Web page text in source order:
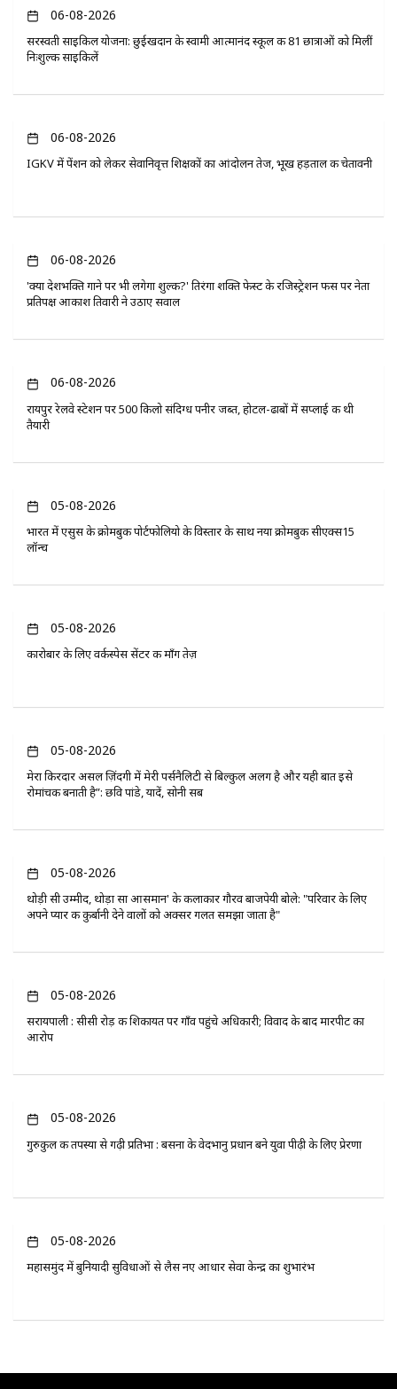
06-08-2026
सरस्वती साइकिल योजना: छुईखदान के स्वामी आत्मानंद स्कूल की 81 छात्राओं को मिलीं
निःशुल्क साइकिलें
06-08-2026
IGKV में पेंशन को लेकर सेवानिवृत्त शिक्षकों का आंदोलन तेज, भूख हड़ताल की चेतावनी
06-08-2026
'क्या देशभक्ति गाने पर भी लगेगा शुल्क?' तिरंगा शक्ति फेस्ट के रजिस्ट्रेशन फीस पर नेता
प्रतिपक्ष आकाश तिवारी ने उठाए सवाल
06-08-2026
रायपुर रेलवे स्टेशन पर 500 किलो संदिग्ध पनीर जब्त, होटल-ढाबों में सप्लाई की थी
तैयारी
05-08-2026
भारत में एसुस के क्रोमबुक पोर्टफोलियो के विस्तार के साथ नया क्रोमबुक सीएक्स15
लॉन्च
05-08-2026
कारोबार के लिए वर्कस्पेस सेंटर की माँग तेज़
05-08-2026
मेरा किरदार असल ज़िंदगी में मेरी पर्सनैलिटी से बिल्कुल अलग है और यही बात इसे
रोमांचक बनाती है”: छवि पांडे, यादें, सोनी सब
05-08-2026
थोड़ी सी उम्मीद, थोड़ा सा आसमान' के कलाकार गौरव बाजपेयी बोले: "परिवार के लिए
अपने प्यार की कुर्बानी देने वालों को अक्सर गलत समझा जाता है"
05-08-2026
सरायपाली : सीसी रोड़ की शिकायत पर गाँव पहुंचे अधिकारी; विवाद के बाद मारपीट का
आरोप
05-08-2026
गुरुकुल की तपस्या से गढ़ी प्रतिभा : बसना के वेदभानु प्रधान बने युवा पीढ़ी के लिए प्रेरणा
05-08-2026
महासमुंद में बुनियादी सुविधाओं से लैस नए आधार सेवा केन्द्र का शुभारंभ